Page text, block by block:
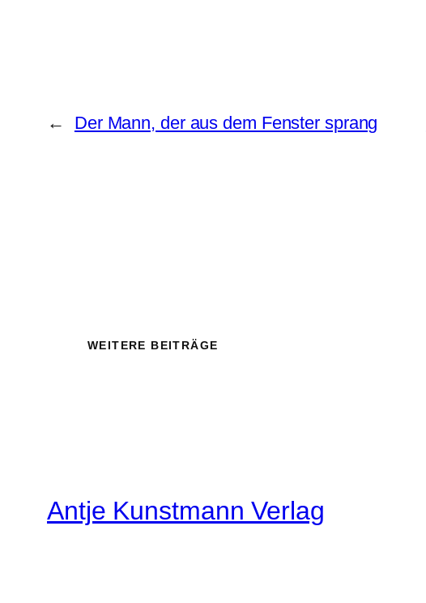
← Der Mann, der aus dem Fenster sprang
WEITERE BEITRÄGE
Antje Kunstmann Verlag